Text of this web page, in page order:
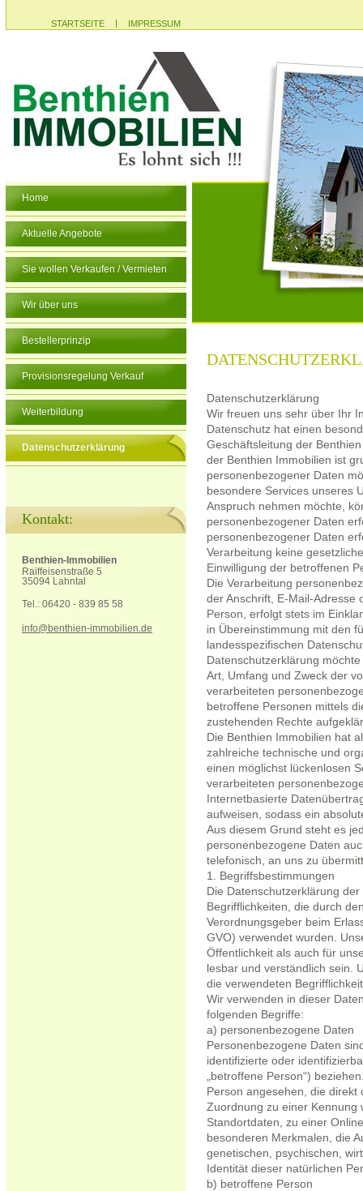
STARTSEITE | IMPRESSUM
Home
Aktuelle Angebote
Sie wollen Verkaufen / Vermieten
Wir über uns
Bestellerprinzip
Provisionsregelung Verkauf
Weiterbildung
Datenschutzerklärung
Kontakt:
Benthien-Immobilien
Raiffeisenstraße 5
35094 Lahntal
Tel.: 06420 - 839 85 58
info@benthien-immobilien.de
Datenschutzerklärung
Wir freuen uns sehr über Ihr
Datenschutz hat einen
Geschäftsleitung der
der Benthien Immobilien ist
personenbezogener Daten
besondere Services unseres
Anspruch nehmen möchte,
personenbezogener Daten
personenbezogener Daten
Verarbeitung keine
Einwilligung der betroffenen
Die Verarbeitung
der Anschrift, E-Mail-Adresse
Person, erfolgt stets im
in Übereinstimmung mit den
landesspezifischen
Datenschutzerklärung
Art, Umfang und Zweck der
verarbeiteten
betroffene Personen mittels
zustehenden Rechte
Die Benthien Immobilien hat
zahlreiche technische und
einen möglichst lückenlosen
verarbeiteten
Internetbasierte
aufweisen, sodass ein
Aus diesem Grund steht es
personenbezogene Daten
telefonisch, an uns zu
1. Begriffsbestimmungen
Die Datenschutzerklärung
Begrifflichkeiten, die durch
Verordnungsgeber beim
GVO) verwendet wurden.
Öffentlichkeit als auch für
lesbar und verständlich sein.
die verwendeten
Wir verwenden in dieser
folgenden Begriffe:
a) personenbezogene Daten
Personenbezogene Daten
identifizierte oder
„betroffene Person“)
Person angesehen, die
Zuordnung zu einer Kennung
Standortdaten, zu einer
besonderen Merkmalen, die
genetischen, psychischen,
Identität dieser natürlichen
b) betroffene Person